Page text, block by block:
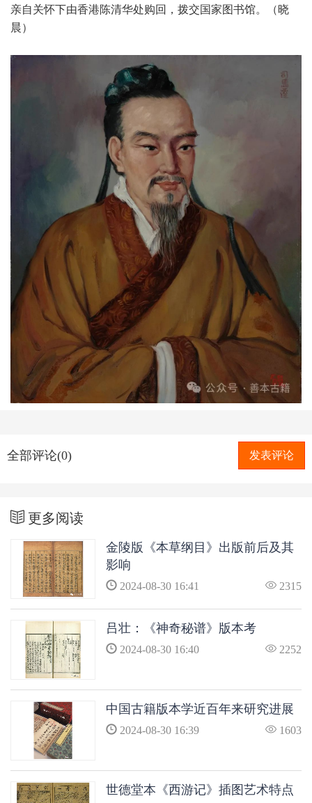
亲自关怀下由香港陈清华处购回，拨交国家图书馆。（晓
晨）
全部评论(0) 发表评论
更多阅读
金陵版《本草纲目》出版前后及其
影响
2024-08-30 16:41 2315
吕壮：《神奇秘谱》版本考
2024-08-30 16:40 2252
中国古籍版本学近百年来研究进展
2024-08-30 16:39 1603
世德堂本《西游记》插图艺术特点